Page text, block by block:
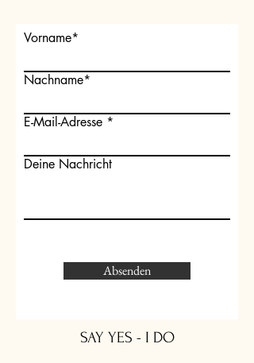
Vorname*
Nachname*
E-Mail-Adresse
Deine Nachricht
Absenden
SAY YES - I DO